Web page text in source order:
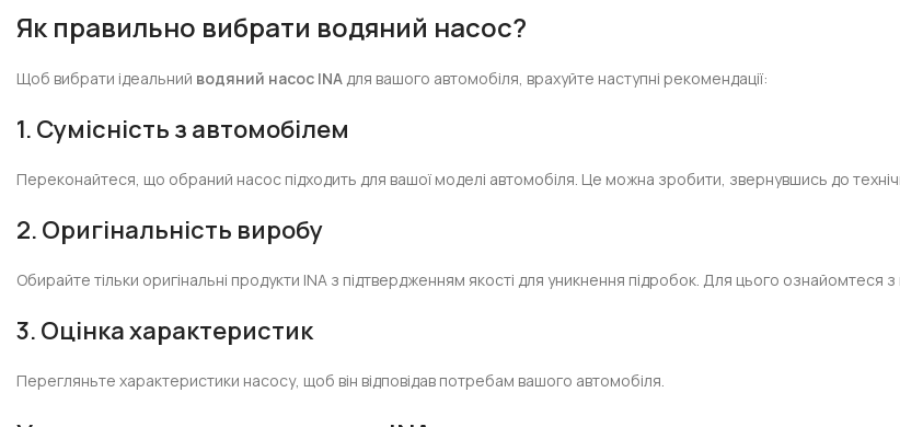
Як правильно вибрати водяний насос?
Щоб вибрати ідеальний водяний насос INA для вашого автомобіля, врахуйте наступні рекомендації:
1. Сумісність з автомобілем
Переконайтеся, що обраний насос підходить для вашої моделі автомобіля. Це можна зробити, звернувшись до
2. Оригінальність виробу
Обирайте тільки оригінальні продукти INA з підтвердженням якості для уникнення підробок. Для цього ознайомтеся
3. Оцінка характеристик
Перегляньте характеристики насосу, щоб він відповідав потребам вашого автомобіля.